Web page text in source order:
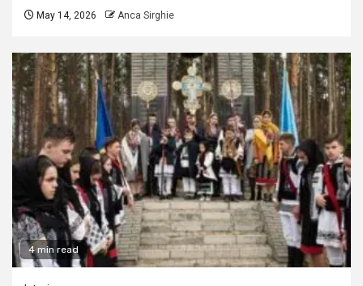
May 14, 2026 Anca Sirghie
4 min read